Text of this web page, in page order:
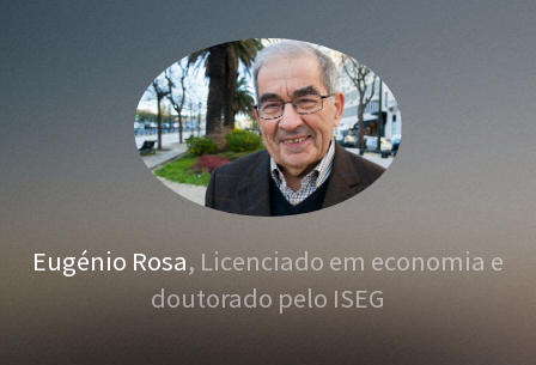
Eugénio Rosa, Licenciado em economia e
doutorado pelo ISEG